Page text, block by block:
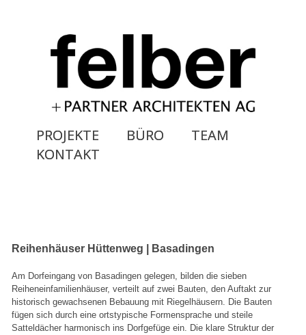
PROJEKTE BÜRO
TEAM
KONTAKT
Reihenhäuser Hüttenweg | Basadingen
Am Dorfeingang von Basadingen gelegen, bilden die sieben
Reiheneinfamilienhäuser, verteilt auf zwei Bauten, den Auftakt zur
historisch gewachsenen Bebauung mit Riegelhäusern. Die Bauten
fügen sich durch eine ortstypische Formensprache und steile
Satteldächer harmonisch ins Dorfgefüge ein. Die klare Struktur der